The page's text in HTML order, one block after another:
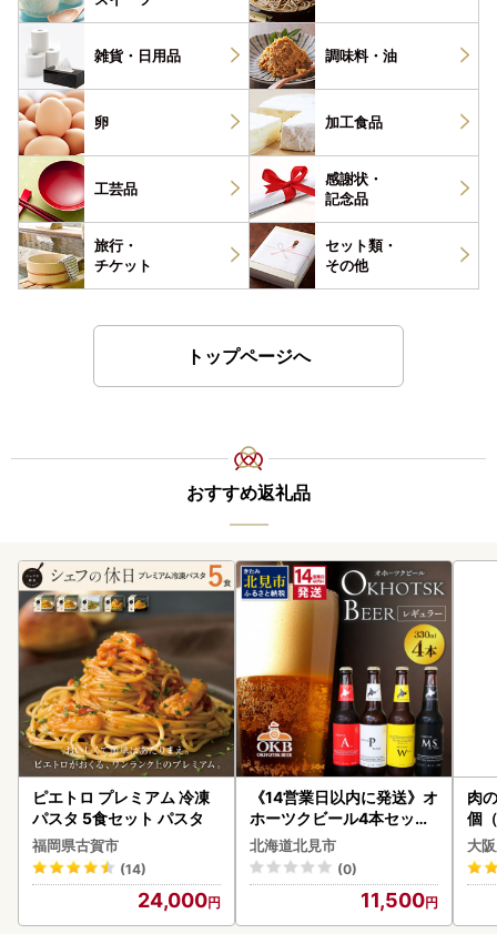
雑貨・ 日用品 調味料・ 油
卵 加工食品
工芸品
感謝状・
記念品
旅行・
チケット
セット類・
その他
トップページへ
おすすめ返礼品
ピエトロ プレミアム 冷凍
パスタ 5食セット パスタ
福岡県古賀市
(14)
24,000
《14営業日以内に発送》オ
ホーツクビール4本セット
( 飲料 飲み物 お酒 ビール
クラフトビール 瓶ビール
贈答 ギフト 贈り物 お中元
御中元 お歳暮 御歳暮 お祝
い プレゼント モルトビー
北海道北見市
(0)
11,500
肉
個
ー
わ
大